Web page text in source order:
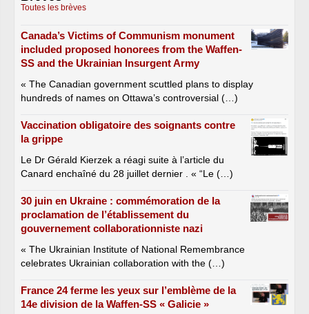
Toutes les brèves
Canada’s Victims of Communism monument
included proposed honorees from the Waffen-
SS and the Ukrainian Insurgent Army
« The Canadian government scuttled plans to display
hundreds of names on Ottawa’s controversial (…)
Vaccination obligatoire des soignants contre
la grippe
Le Dr Gérald Kierzek a réagi suite à l’article du
Canard enchaîné du 28 juillet dernier . « “Le (…)
30 juin en Ukraine : commémoration de la
proclamation de l’établissement du
gouvernement collaborationniste nazi
« The Ukrainian Institute of National Remembrance
celebrates Ukrainian collaboration with the (…)
France 24 ferme les yeux sur l’emblème de la
14e division de la Waffen-SS « Galicie »